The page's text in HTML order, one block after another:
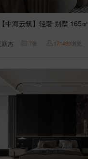
【中海云筑】轻奢 别墅 165㎡
跃杰 7张 171499浏览